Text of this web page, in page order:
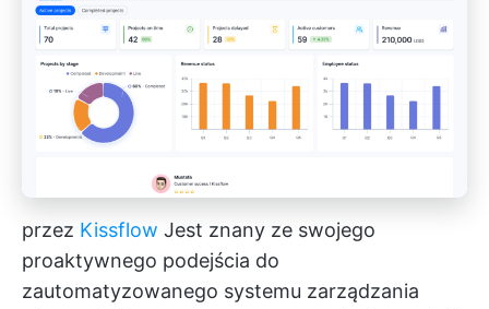
przez Kissflow Jest znany ze swojego
proaktywnego podejścia do
zautomatyzowanego systemu zarządzania